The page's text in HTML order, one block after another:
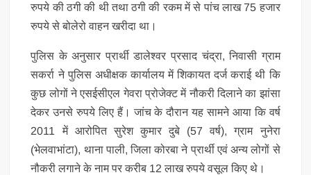
रुपये की ठगी की थी तथा ठगी की रकम में से पांच लाख 75 हजार
रुपये से बोलेरो वाहन खरीदा था।
पुलिस के अनुसार प्रार्थी डालेश्वर प्रसाद चंद्रा, निवासी ग्राम
सकर्रा ने पुलिस अधीक्षक कार्यालय में शिकायत दर्ज कराई थी कि
कुछ लोगों ने एसईसीएल गेवरा प्रोजेक्ट में नौकरी दिलाने का झांसा
देकर उनसे रुपये लिए हैं। जांच के दौरान यह सामने आया कि वर्ष
2011 में आरोपित सुरेश कुमार दुबे (57 वर्ष), ग्राम नुनेरा
(भेलवाभांटा), थाना पाली, जिला कोरबा ने प्रार्थी एवं अन्य लोगों से
नौकरी लगाने के नाम पर करीब 12 लाख रुपये वसूल किए थे।